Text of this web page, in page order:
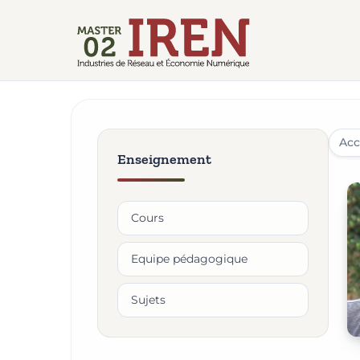
Enseignement
Cours
Equipe pédagogique
Sujets